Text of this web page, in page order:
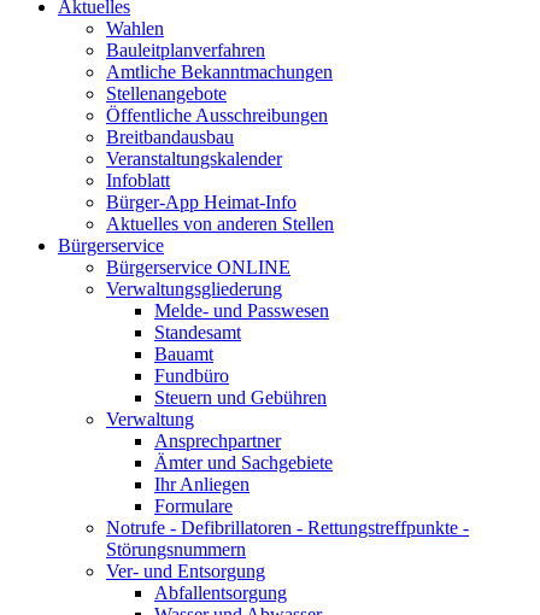
Aktuelles
Wahlen
Bauleitplanverfahren
Amtliche Bekanntmachungen
Stellenangebote
Öffentliche Ausschreibungen
Breitbandausbau
Veranstaltungskalender
Infoblatt
Bürger-App Heimat-Info
Aktuelles von anderen Stellen
Bürgerservice
Bürgerservice ONLINE
Verwaltungsgliederung
Melde- und Passwesen
Standesamt
Bauamt
Fundbüro
Steuern und Gebühren
Verwaltung
Ansprechpartner
Ämter und Sachgebiete
Ihr Anliegen
Formulare
Notrufe - Defibrillatoren - Rettungstreffpunkte -
Störungsnummern
Ver- und Entsorgung
Abfallentsorgung